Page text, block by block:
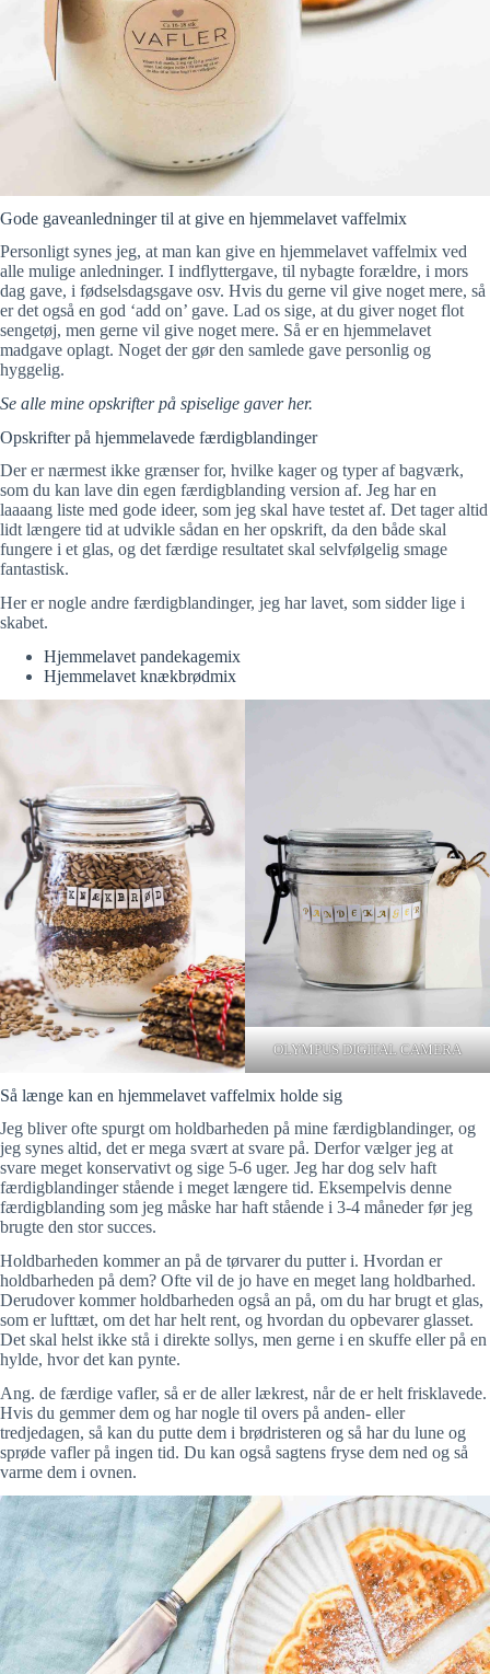
Gode gaveanledninger til at give en hjemmelavet vaffelmix
Personligt synes jeg, at man kan give en hjemmelavet vaffelmix ved
alle mulige anledninger. I indflyttergave, til nybagte forældre, i mors
dag gave, i fødselsdagsgave osv. Hvis du gerne vil give noget mere, så
er det også en god ‘add on’ gave. Lad os sige, at du giver noget flot
sengetøj, men gerne vil give noget mere. Så er en hjemmelavet
madgave oplagt. Noget der gør den samlede gave personlig og
hyggelig.
Se alle mine opskrifter på spiselige gaver her.
Opskrifter på hjemmelavede færdigblandinger
Der er nærmest ikke grænser for, hvilke kager og typer af bagværk,
som du kan lave din egen færdigblanding version af. Jeg har en
laaaang liste med gode ideer, som jeg skal have testet af. Det tager altid
lidt længere tid at udvikle sådan en her opskrift, da den både skal
fungere i et glas, og det færdige resultatet skal selvfølgelig smage
fantastisk.
Her er nogle andre færdigblandinger, jeg har lavet, som sidder lige i
skabet.
Hjemmelavet pandekagemix
Hjemmelavet knækbrødmix
OLYMPUS DIGITAL CAMERA
Så længe kan en hjemmelavet vaffelmix holde sig
Jeg bliver ofte spurgt om holdbarheden på mine færdigblandinger, og
jeg synes altid, det er mega svært at svare på. Derfor vælger jeg at
svare meget konservativt og sige 5-6 uger. Jeg har dog selv haft
færdigblandinger stående i meget længere tid. Eksempelvis denne
færdigblanding som jeg måske har haft stående i 3-4 måneder før jeg
brugte den stor succes.
Holdbarheden kommer an på de tørvarer du putter i. Hvordan er
holdbarheden på dem? Ofte vil de jo have en meget lang holdbarhed.
Derudover kommer holdbarheden også an på, om du har brugt et glas,
som er lufttæt, om det har helt rent, og hvordan du opbevarer glasset.
Det skal helst ikke stå i direkte sollys, men gerne i en skuffe eller på en
hylde, hvor det kan pynte.
Ang. de færdige vafler, så er de aller lækrest, når de er helt frisklavede.
Hvis du gemmer dem og har nogle til overs på anden- eller
tredjedagen, så kan du putte dem i brødristeren og så har du lune og
sprøde vafler på ingen tid. Du kan også sagtens fryse dem ned og så
varme dem i ovnen.